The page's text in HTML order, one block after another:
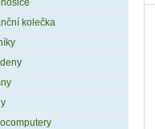
kolečka